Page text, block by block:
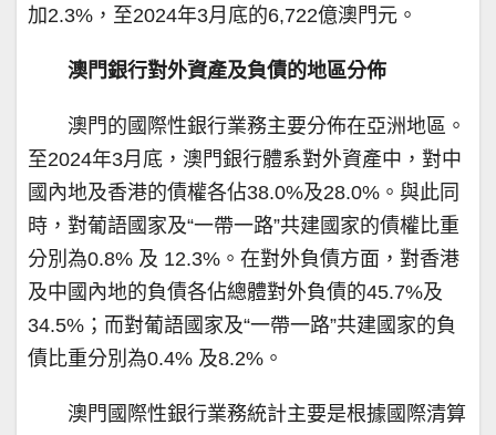
加2.3%，至2024年3月底的6,722億澳門元。
澳門銀行對外資產及負債的地區分佈
澳門的國際性銀行業務主要分佈在亞洲地區。
至2024年3月底，澳門銀行體系對外資產中，對中
國內地及香港的債權各佔38.0%及28.0%。與此同
時，對葡語國家及“一帶一路”共建國家的債權比重
分別為0.8% 及 12.3%。在對外負債方面，對香港
及中國內地的負債各佔總體對外負債的45.7%及
34.5%；而對葡語國家及“一帶一路”共建國家的負
債比重分別為0.4% 及8.2%。
澳門國際性銀行業務統計主要是根據國際清算